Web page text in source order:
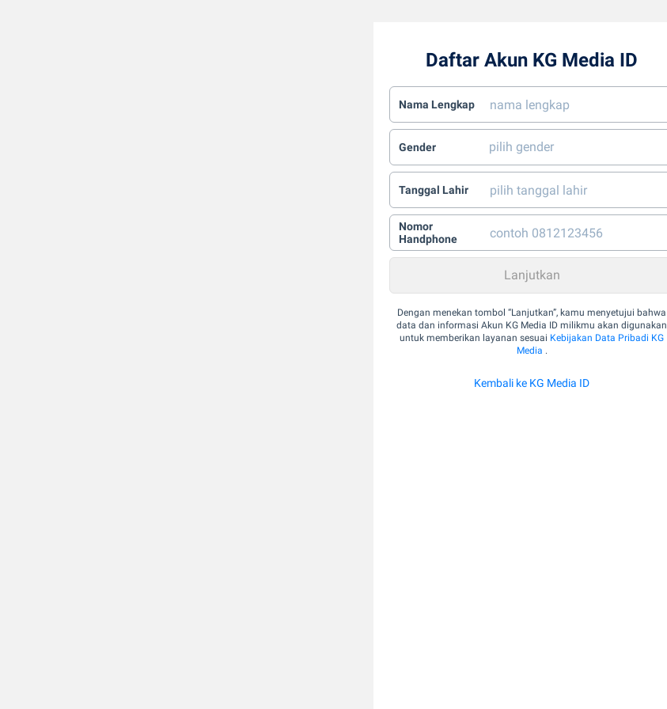
Daftar Akun KG Media ID
Nama Lengkap
Gender
Tanggal Lahir
Nomor
Handphone
Dengan menekan tombol “Lanjutkan”, kamu menyetujui bahwa
data dan informasi Akun KG Media ID milikmu akan digunakan
untuk memberikan layanan sesuai Kebijakan Data Pribadi KG
Media .
Kembali ke KG Media ID